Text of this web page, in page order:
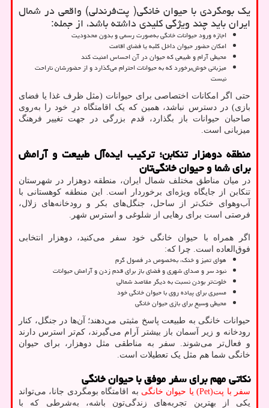
یک بومگردی با حیوان خانگی( پت‌فرندلی) واقعی در شمال
ایران باید چند ویژگی کلیدی داشته باشد، از جمله:
اجازه ورود حیوانات خانگی به‌صورت رسمی و بدون محدودیت
امکان حضور حیوان داخل کلبه یا فضای اقامت
محیطی آرام و طبیعی که حیوان در آن احساس امنیت کند
میزبانی خوش‌برخورد که به حیوانات احترام می‌گذارد و از حضورشان ناراحت
نیست
حتی اگر امکانات اختصاصی برای حیوانات (مثل ظرف غذا یا فضای
بازی) در دسترس نباشد، همین که یک اقامتگاه درِ خود را به‌روی
صاحبان حیوانات باز بگذارد، قدم بزرگی در جهت تغییر فرهنگ
میزبانی است.
منطقه دوهزار تنکابن؛ ترکیب ایده‌آل طبیعت و آرامش
برای شما و حیوان خانگی‌تان
در میان مناطق مختلف شمال ایران، منطقه دوهزار در شهرستان
تنکابن از جایگاه ویژه‌ای برخوردار است. این منطقه کوهستانی با
آب‌وهوای خنک‌تر از ساحل، جنگل‌های بکر و رودخانه‌های زلال،
فرصتی است برای رهایی از شلوغی و استرس شهر.
اگر همراه با حیوان خانگی خود سفر می‌کنید، دوهزار انتخابی
فوق‌العاده است. چرا که:
هوای تمیز و خنک، به‌خصوص در فصول گرم
نبود سر و صدای شهری و فضای باز برای قدم زدن و آرامش حیوانات
خلوت‌تر بودن نسبت به دیگر مقاصد شمالی
مسیری برای پیاده روی با حیوان خانگی خود
محیطی وسیع برای بازی حیوان خانگی
حیوانات خانگی به طبیعت پاسخ مثبتی می‌دهند؛ آن‌ها در جنگل، کنار
رودخانه و زیر آسمان باز بیشتر آرام می‌گیرند، کم‌تر استرس دارند
و فعال‌تر می‌شوند. سفر به مناطقی مثل دوهزار، برای حیوان
خانگی شما هم مثل یک تعطیلات است.
نکاتی مهم برای سفر موفق با حیوان خانگی
سفر با پت(Pet) یا حیوان خانگی
به اقامتگاه بومگردی جانا، می‌تواند
یکی از بهترین تجربه‌های زندگی‌تون باشه، به‌شرطی که با